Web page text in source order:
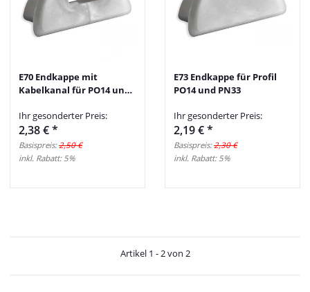
E70 Endkappe mit
Kabelkanal für PO14 und
Ihr gesonderter Preis:
2,38 €*
Basispreis:2,50 €
inkl. Rabatt: 5%
E73 Endkappe für Profil
PO14 und PN33
Ihr gesonderter Preis:
2,19 €*
Basispreis:2,30 €
inkl. Rabatt: 5%
Artikel 1 - 2 von 2